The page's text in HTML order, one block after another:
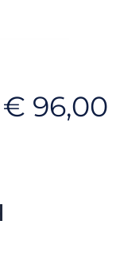
€ 96,00